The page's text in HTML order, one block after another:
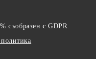
съобразен с GDPR.